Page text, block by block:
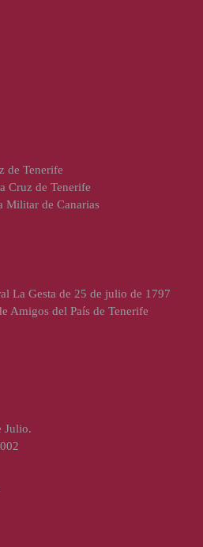
de Tenerife
Cruz de Tenerife
Militar de Canarias
La Gesta de 25 de julio de 1797
Amigos del País de Tenerife
Julio.